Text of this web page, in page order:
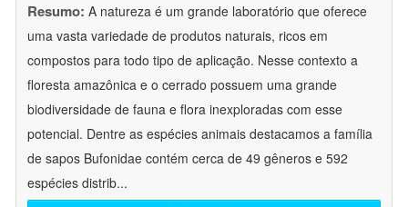
Resumo: A natureza é um grande laboratório que oferece
uma vasta variedade de produtos naturais, ricos em
compostos para todo tipo de aplicação. Nesse contexto a
floresta amazônica e o cerrado possuem uma grande
biodiversidade de fauna e flora inexploradas com esse
potencial. Dentre as espécies animais destacamos a família
de sapos Bufonidae contém cerca de 49 gêneros e 592
espécies distrib...